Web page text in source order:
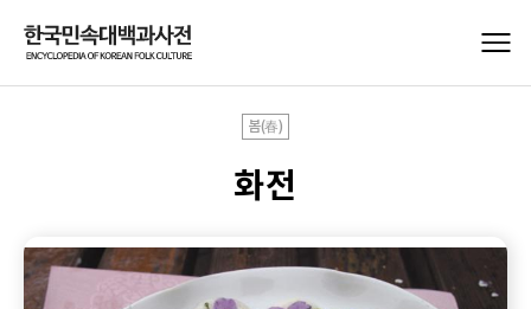
봄(春)
화전